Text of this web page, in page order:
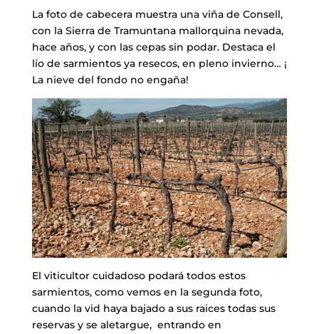
La foto de cabecera muestra una viña de Consell,
con la Sierra de Tramuntana mallorquina nevada,
hace años, y con las cepas sin podar. Destaca el
lío de sarmientos ya resecos, en pleno invierno… ¡
La nieve del fondo no engaña!
El viticultor cuidadoso podará todos estos
sarmientos, como vemos en la segunda foto,
cuando la vid haya bajado a sus raices todas sus
reservas y se aletargue, entrando en